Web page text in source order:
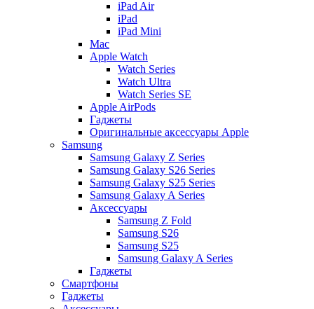
iPad Air
iPad
iPad Mini
Mac
Apple Watch
Watch Series
Watch Ultra
Watch Series SE
Apple AirPods
Гаджеты
Оригинальные аксессуары Apple
Samsung
Samsung Galaxy Z Series
Samsung Galaxy S26 Series
Samsung Galaxy S25 Series
Samsung Galaxy A Series
Аксессуары
Samsung Z Fold
Samsung S26
Samsung S25
Samsung Galaxy A Series
Гаджеты
Смартфоны
Гаджеты